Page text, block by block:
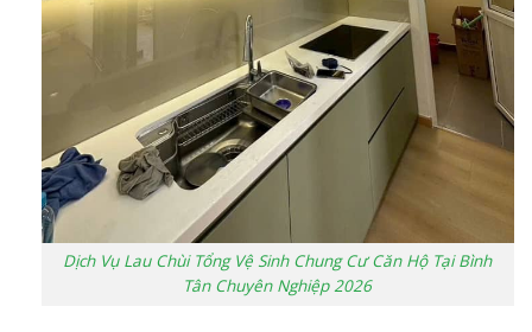
Dịch Vụ Lau Chùi Tổng Vệ Sinh Chung Cư Căn Hộ Tại Bình
Tân Chuyên Nghiệp 2026